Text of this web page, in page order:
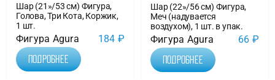
Шар (21»/53 см) Фигура,
Голова, Три Кота, Коржик,
1 шт.
Фигура Agura 184 ₽
Подробнее
Шар (22»/56 см) Фигура,
Меч (надувается
воздухом), 1 шт. в упак.
Фигура Agura 66 ₽
Подробнее